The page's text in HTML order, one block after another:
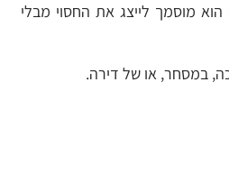
הוא מוסמך לייצג את החסוי מבלי
במסחר, או של דירה.